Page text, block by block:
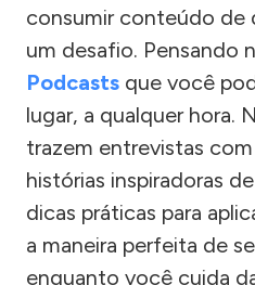
consumir conteúdo de
um desafio. Pensando
Podcasts que você
lugar, a qualquer hora.
trazem entrevistas
histórias inspiradoras
dicas práticas para
a maneira perfeita de
enquanto você cuida